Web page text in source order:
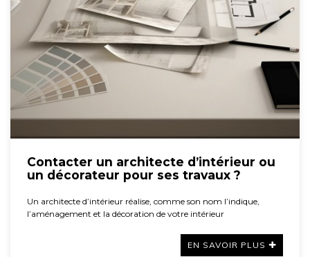
Contacter un architecte d’intérieur ou
un décorateur pour ses travaux ?
Un architecte d’intérieur réalise, comme son nom l’indique,
l’aménagement et la décoration de votre intérieur
EN SAVOIR PLUS